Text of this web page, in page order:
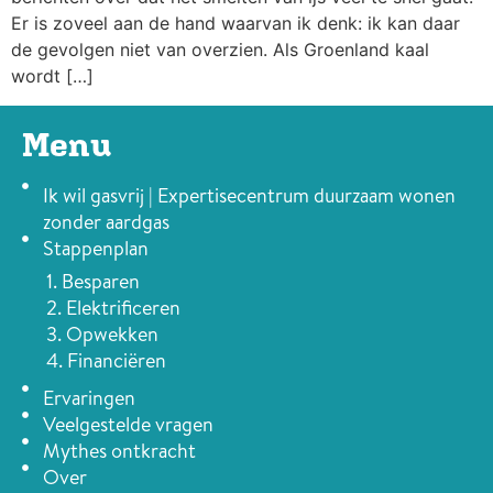
Er is zoveel aan de hand waarvan ik denk: ik kan daar
de gevolgen niet van overzien. Als Groenland kaal
wordt […]
Menu
Ik wil gasvrij | Expertisecentrum duurzaam wonen
zonder aardgas
Stappenplan
1. Besparen
2. Elektrificeren
3. Opwekken
4. Financiëren
Ervaringen
Veelgestelde vragen
Mythes ontkracht
Over